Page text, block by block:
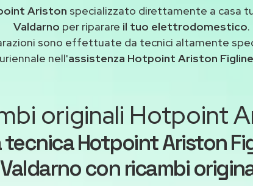
Ariston specializzato direttamente a casa
Valdarno per riparare il tuo elettrodomestico.
sono effettuate da tecnici altamente
nell'assistenza Hotpoint Ariston
originali Hotpoint
tecnica Hotpoint Ariston
Valdarno con ricambi